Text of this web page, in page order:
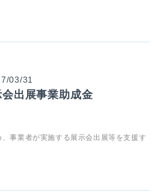
03/31
出展事業助成金
事業者が実施する展示会出展等を支援す